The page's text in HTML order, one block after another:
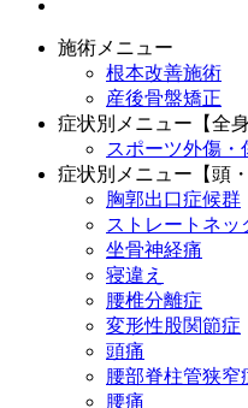
施術メニュー
根本改善施術
産後骨盤矯正
症状別メニュー【全身
スポーツ外傷・
症状別メニュー【頭・
胸郭出口症候群
ストレートネッ
坐骨神経痛
寝違え
腰椎分離症
変形性股関節症
頭痛
腰部脊柱管狭窄
腰痛